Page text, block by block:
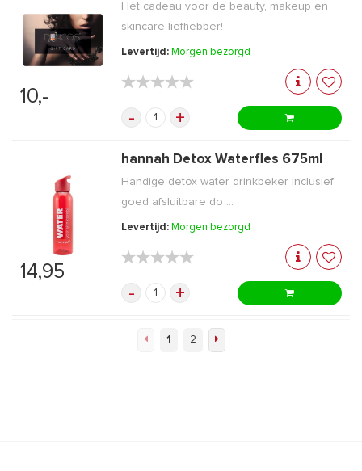
10,-
Hét cadeau voor de beauty, makeup en
skincare liefhebber!
Levertijd: Morgen bezorgd
★★★★★
★★★★★
- +
14,95
hannah Detox Waterfles 675ml
Handige detox water drinkbeker inclusief
goed afsluitbare do ...
Levertijd: Morgen bezorgd
★★★★★
★★★★★
- +
1 2